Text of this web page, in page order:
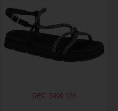
REF. 5490.128